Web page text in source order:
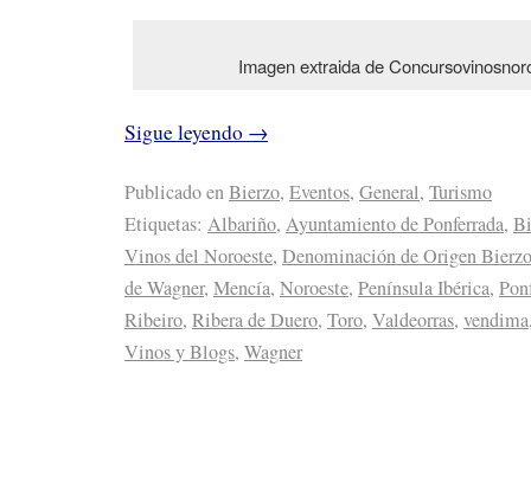
Imagen extraida de
Sigue leyendo →
Publicado enBierzo, Eventos, General, Turismo
Etiquetas: Albariño, Ayuntamiento de Ponferrada,
Vinos del Noroeste, Denominación de Origen Bierzo
de Wagner, Mencía, Noroeste, Península Ibérica,
Ribeiro, Ribera de Duero, Toro, Valdeorras, vendima
Vinos y Blogs, Wagner